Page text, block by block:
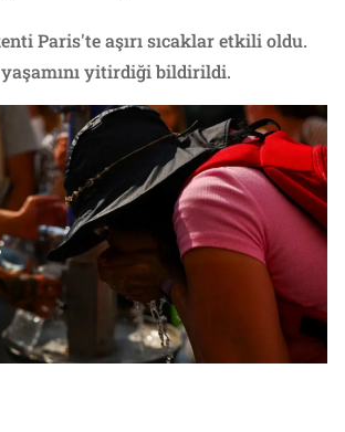
Paris'te aşırı sıcaklar etkili oldu.
yitirdiği bildirildi.